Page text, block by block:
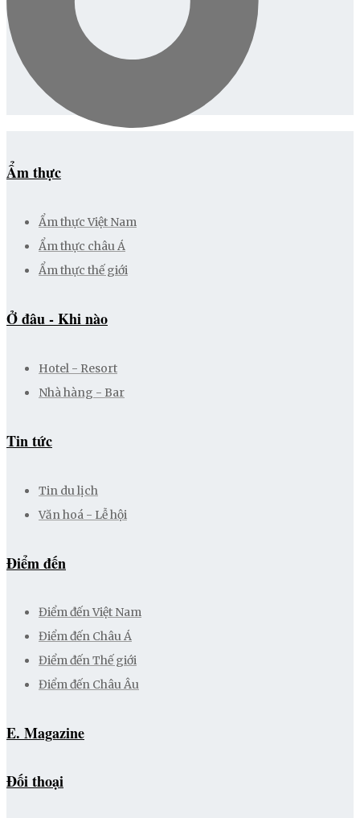
Ẩm thực
Ẩm thực Việt Nam
Ẩm thực châu Á
Ẩm thực thế giới
Ở đâu - Khi nào
Hotel - Resort
Nhà hàng - Bar
Tin tức
Tin du lịch
Văn hoá - Lễ hội
Điểm đến
Điểm đến Việt Nam
Điểm đến Châu Á
Điểm đến Thế giới
Điểm đến Châu Âu
E. Magazine
Đối thoại